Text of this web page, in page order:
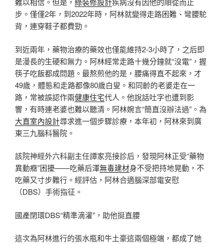
步。僅僅2年，到2022年時，阿林就變得走路困難、彎腰駝
背，連穿鞋子都費勁。
到近兩年，藥物治療的藥效也僅能維持2-3小時了，之后即
是漫長的生硬和無力。阿林經常走路十幾分鐘就“沒電”，握
筷子吃飯都成問題。最熬煎他的是，腰痛得直不起來，才
49歲，體態和走路都像80歲白叟。和同齡的老婆走在一
路，常被誤認作兩健康住宅代人。他說話吐字也遭到影
響，有時連老婆也難以聽清。阿林婉言“簡直沒辦法過”。為
大直室內設計尋求進一個步驟診療，本年初，阿林來到廣
東三九腦科醫院。
該院神經外六科副主任譚家亮接診后，發現阿林正受“藥物
異動癥”困擾——吃藥后渾無毒建材身不受把持地晃動，不
吃藥又寸步難行。經評估，阿林合適腦深部電安慰
（DBS）手術指征。
國產閉環DBS“精準滴灌”，助他挺直腰
這次為阿林進行的張水瓶和牛土豪這兩個極端，都成了她